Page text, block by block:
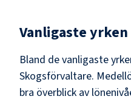
Vanligaste yrken
Bland de vanligaste
Skogsförvaltare.
bra överblick av